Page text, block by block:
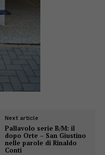
Next article
Pallavolo serie B/M: il
dopo Orte – San Giustino
nelle parole di Rinaldo
Conti